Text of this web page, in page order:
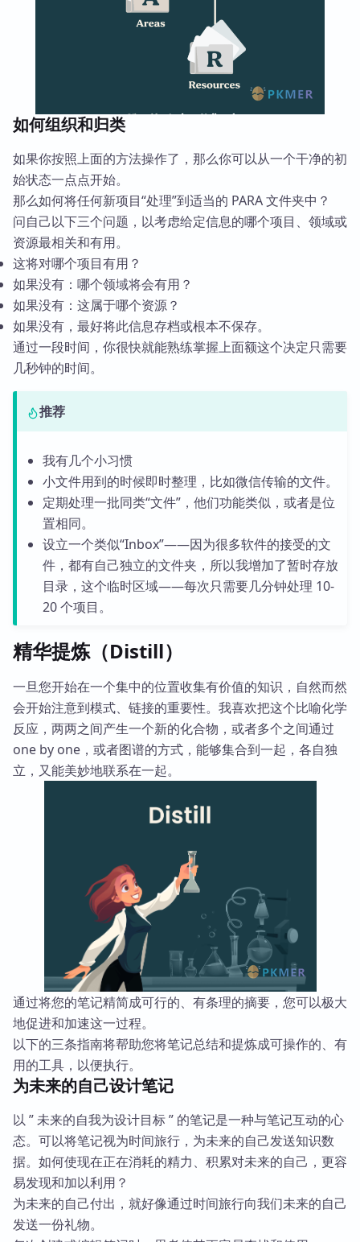
如何组织和归类
如果你按照上面的方法操作了，那么你可以从一个干净的初
始状态一点点开始。
那么如何将任何新项目“处理”到适当的 PARA 文件夹中？
问自己以下三个问题，以考虑给定信息的哪个项目、领域或
资源最相关和有用。
这将对哪个项目有用？
如果没有：哪个领域将会有用？
如果没有：这属于哪个资源？
如果没有，最好将此信息存档或根本不保存。
通过一段时间，你很快就能熟练掌握上面额这个决定只需要
几秒钟的时间。
推荐
我有几个小习惯
小文件用到的时候即时整理，比如微信传输的文件。
定期处理一批同类“文件”，他们功能类似，或者是位
置相同。
设立一个类似“Inbox”——因为很多软件的接受的文
件，都有自己独立的文件夹，所以我增加了暂时存放
目录，这个临时区域——每次只需要几分钟处理 10-
20 个项目。
精华提炼（Distill）
一旦您开始在一个集中的位置收集有价值的知识，自然而然
会开始注意到模式、链接的重要性。我喜欢把这个比喻化学
反应，两两之间产生一个新的化合物，或者多个之间通过
one by one，或者图谱的方式，能够集合到一起，各自独
立，又能美妙地联系在一起。
通过将您的笔记精简成可行的、有条理的摘要，您可以极大
地促进和加速这一过程。
以下的三条指南将帮助您将笔记总结和提炼成可操作的、有
用的工具，以便执行。
为未来的自己设计笔记
以 ” 未来的自我为设计目标 ” 的笔记是一种与笔记互动的心
态。可以将笔记视为时间旅行，为未来的自己发送知识数
据。如何使现在正在消耗的精力、积累对未来的自己，更容
易发现和加以利用？
为未来的自己付出，就好像通过时间旅行向我们未来的自己
发送一份礼物。